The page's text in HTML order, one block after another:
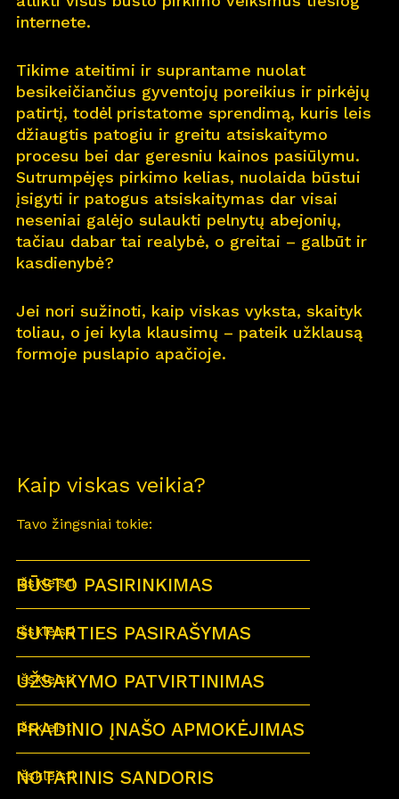
Apiemus
Karjera 11
Naujienos
Nauj ų namų kortelė
Kontaktai
internete.
Tikime ateitimi ir suprantame nuolat
besikeičiančius gyventojų poreikius ir pirkėjų
patirtį, todėl pristatome sprendimą, kuris leis
džiaugtis patogiu ir greitu atsiskaitymo
procesu bei dar geresniu kainos pasiūlymu.
Sutrumpėjęs pirkimo kelias, nuolaida būstui
įsigyti ir patogus atsiskaitymas dar visai
neseniai galėjo sulaukti pelnytų abejonių,
tačiau dabar tai realybė, o greitai – galbūt ir
kasdienybė?
Jei nori sužinoti, kaip viskas vyksta, skaityk
toliau, o jei kyla klausimų – pateik užklausą
formoje puslapio apačioje.
Kaip viskas veikia?
Tavo žingsniai tokie:
Išskleisti
BŪSTO PASIRINKIMAS
Išskleisti
SUTARTIES PASIRAŠYMAS
Išskleisti
UŽSAKYMO PATVIRTINIMAS
Išskleisti
PRADINIO ĮNAŠO APMOKĖJIMAS
Išskleisti
NOTARINIS SANDORIS